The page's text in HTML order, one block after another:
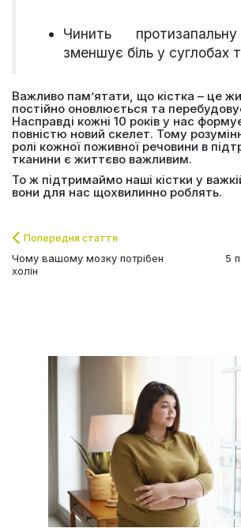
Чинить
зменшує біль у суглобах
Важливо пам’ятати, що кістка – це
постійно оновлюється та
Насправді кожні 10 років у нас
повністю новий скелет. Тому
ролі кожної поживної речовини в
тканини є життєво важливим.
То ж підтримаймо наші кістки у
вони для нас щохвилинно роблять.
Попередня стаття
Чому вашому мозку потрібен
холін
5